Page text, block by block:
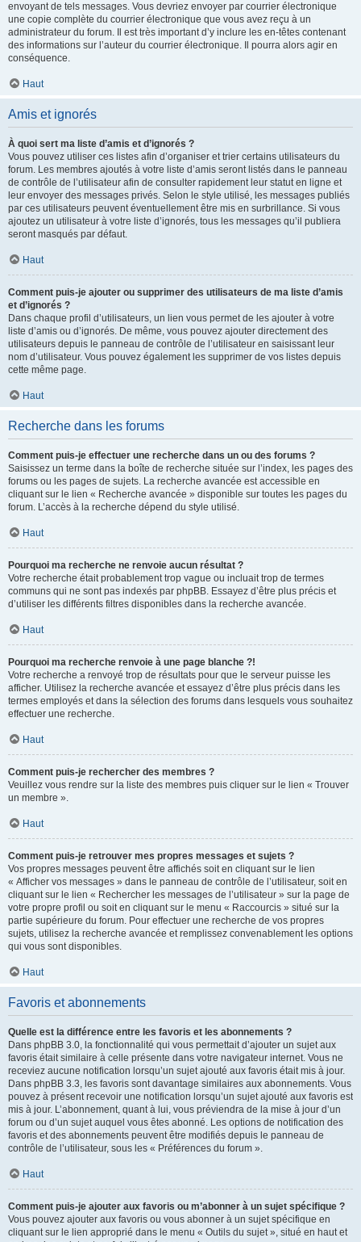
envoyant de tels messages. Vous devriez envoyer par courrier électronique
une copie complète du courrier électronique que vous avez reçu à un
administrateur du forum. Il est très important d’y inclure les en-têtes contenant
des informations sur l’auteur du courrier électronique. Il pourra alors agir en
conséquence.
Haut
Amis et ignorés
À quoi sert ma liste d’amis et d’ignorés ?
Vous pouvez utiliser ces listes afin d’organiser et trier certains utilisateurs du
forum. Les membres ajoutés à votre liste d’amis seront listés dans le panneau
de contrôle de l’utilisateur afin de consulter rapidement leur statut en ligne et
leur envoyer des messages privés. Selon le style utilisé, les messages publiés
par ces utilisateurs peuvent éventuellement être mis en surbrillance. Si vous
ajoutez un utilisateur à votre liste d’ignorés, tous les messages qu’il publiera
seront masqués par défaut.
Haut
Comment puis-je ajouter ou supprimer des utilisateurs de ma liste d’amis
et d’ignorés ?
Dans chaque profil d’utilisateurs, un lien vous permet de les ajouter à votre
liste d’amis ou d’ignorés. De même, vous pouvez ajouter directement des
utilisateurs depuis le panneau de contrôle de l’utilisateur en saisissant leur
nom d’utilisateur. Vous pouvez également les supprimer de vos listes depuis
cette même page.
Haut
Recherche dans les forums
Comment puis-je effectuer une recherche dans un ou des forums ?
Saisissez un terme dans la boîte de recherche située sur l’index, les pages des
forums ou les pages de sujets. La recherche avancée est accessible en
cliquant sur le lien « Recherche avancée » disponible sur toutes les pages du
forum. L’accès à la recherche dépend du style utilisé.
Haut
Pourquoi ma recherche ne renvoie aucun résultat ?
Votre recherche était probablement trop vague ou incluait trop de termes
communs qui ne sont pas indexés par phpBB. Essayez d’être plus précis et
d’utiliser les différents filtres disponibles dans la recherche avancée.
Haut
Pourquoi ma recherche renvoie à une page blanche ?!
Votre recherche a renvoyé trop de résultats pour que le serveur puisse les
afficher. Utilisez la recherche avancée et essayez d’être plus précis dans les
termes employés et dans la sélection des forums dans lesquels vous souhaitez
effectuer une recherche.
Haut
Comment puis-je rechercher des membres ?
Veuillez vous rendre sur la liste des membres puis cliquer sur le lien « Trouver
un membre ».
Haut
Comment puis-je retrouver mes propres messages et sujets ?
Vos propres messages peuvent être affichés soit en cliquant sur le lien
« Afficher vos messages » dans le panneau de contrôle de l’utilisateur, soit en
cliquant sur le lien « Rechercher les messages de l’utilisateur » sur la page de
votre propre profil ou soit en cliquant sur le menu « Raccourcis » situé sur la
partie supérieure du forum. Pour effectuer une recherche de vos propres
sujets, utilisez la recherche avancée et remplissez convenablement les options
qui vous sont disponibles.
Haut
Favoris et abonnements
Quelle est la différence entre les favoris et les abonnements ?
Dans phpBB 3.0, la fonctionnalité qui vous permettait d’ajouter un sujet aux
favoris était similaire à celle présente dans votre navigateur internet. Vous ne
receviez aucune notification lorsqu’un sujet ajouté aux favoris était mis à jour.
Dans phpBB 3.3, les favoris sont davantage similaires aux abonnements. Vous
pouvez à présent recevoir une notification lorsqu’un sujet ajouté aux favoris est
mis à jour. L’abonnement, quant à lui, vous préviendra de la mise à jour d’un
forum ou d’un sujet auquel vous êtes abonné. Les options de notification des
favoris et des abonnements peuvent être modifiés depuis le panneau de
contrôle de l’utilisateur, sous les « Préférences du forum ».
Haut
Comment puis-je ajouter aux favoris ou m’abonner à un sujet spécifique ?
Vous pouvez ajouter aux favoris ou vous abonner à un sujet spécifique en
cliquant sur le lien approprié dans le menu « Outils du sujet », situé en haut et